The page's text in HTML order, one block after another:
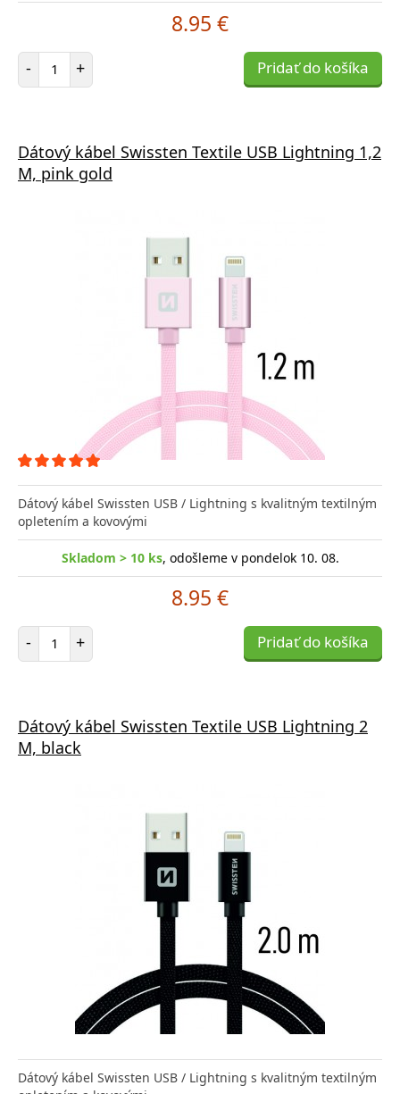
8.95 €
- Počet položiek
+ Pridať do košíka
Dátový kábel Swissten Textile USB Lightning 1,2
M, pink gold
Dátový kábel Swissten USB / Lightning s kvalitným textilným
opletením a kovovými
Skladom > 10 ks, odošleme v pondelok 10. 08.
8.95 €
- Počet položiek
+ Pridať do košíka
Dátový kábel Swissten Textile USB Lightning 2
M, black
Dátový kábel Swissten USB / Lightning s kvalitným textilným